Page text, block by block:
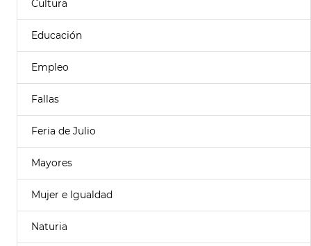
Cultura
Educación
Empleo
Fallas
Feria de Julio
Mayores
Mujer e Igualdad
Naturia